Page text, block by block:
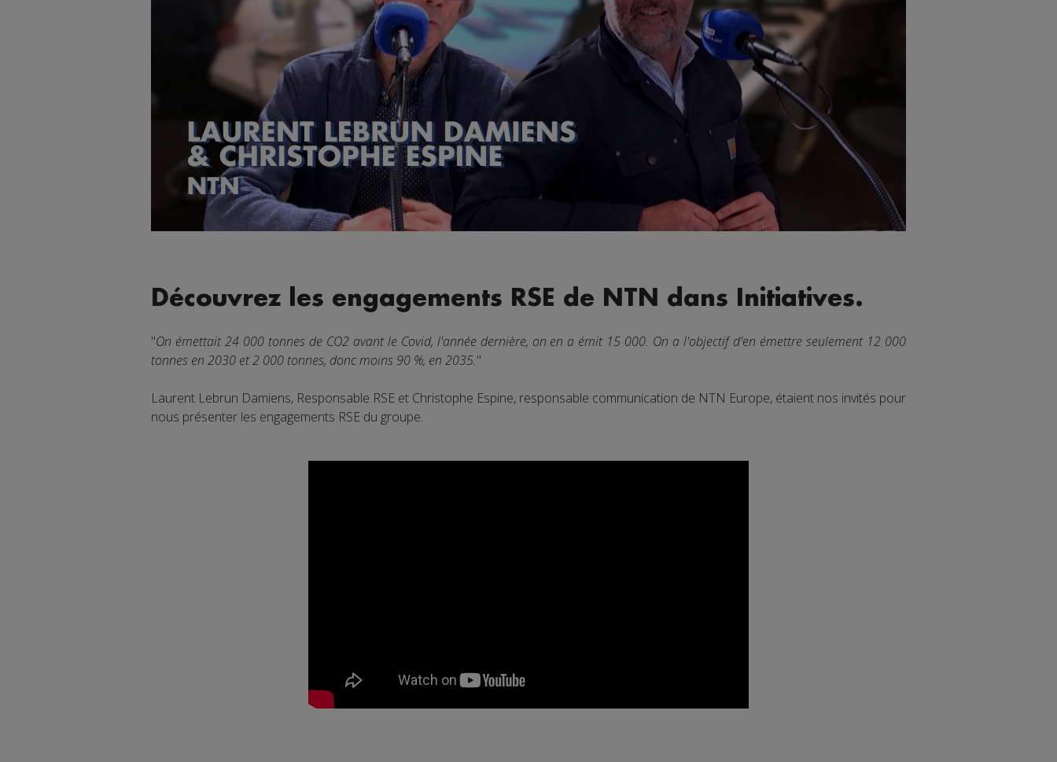
Découvrez les engagements RSE de NTN dans Initiatives.
"On émettait 24 000 tonnes de CO2 avant le Covid, l'année dernière, on en a émit 15 000. On a l'objectif d'en émettre seulement 12 000
tonnes en 2030 et 2 000 tonnes, donc moins 90 %, en 2035."
Laurent Lebrun Damiens, Responsable RSE et Christophe Espine, responsable communication de NTN Europe, étaient nos invités pour
nous présenter les engagements RSE du groupe.